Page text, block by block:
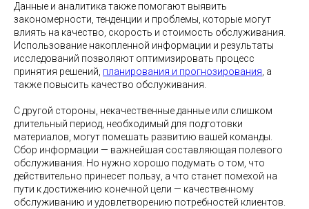
Данные и аналитика также помогают выявить
закономерности, тенденции и проблемы, которые могут
влиять на качество, скорость и стоимость обслуживания.
Использование накопленной информации и результаты
исследований позволяют оптимизировать процесс
принятия решений, планирования и прогнозирования , а
также повысить качество обслуживания.
С другой стороны, некачественные данные или слишком
длительный период, необходимый для подготовки
материалов, могут помешать развитию вашей команды.
Сбор информации — важнейшая составляющая полевого
обслуживания. Но нужно хорошо подумать о том, что
действительно принесет пользу, а что станет помехой на
пути к достижению конечной цели — качественному
обслуживанию и удовлетворению потребностей клиентов.